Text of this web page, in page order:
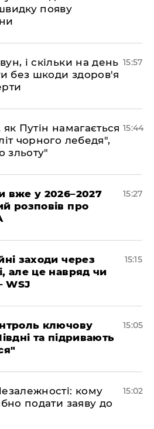
появу
і скільки на день
без шкоди здоров'я
15:57
Путін намагається
чорного лебедя",
зльоту"
15:44
вже у 2026–2027
розповів про
15:27
заходи через
але це навряд чи
WSJ
15:15
ключову
та підривають
15:05
кому
подати заяву до
15:02